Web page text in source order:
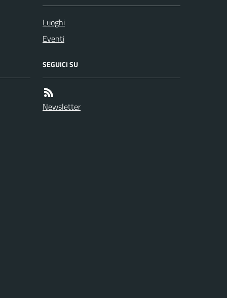
Luoghi
Eventi
SEGUICI SU
Newsletter